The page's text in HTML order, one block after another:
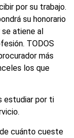
por su trabajo.
su honorario
se atiene al
TODOS
más
los que
estudiar por ti
cuánto cueste